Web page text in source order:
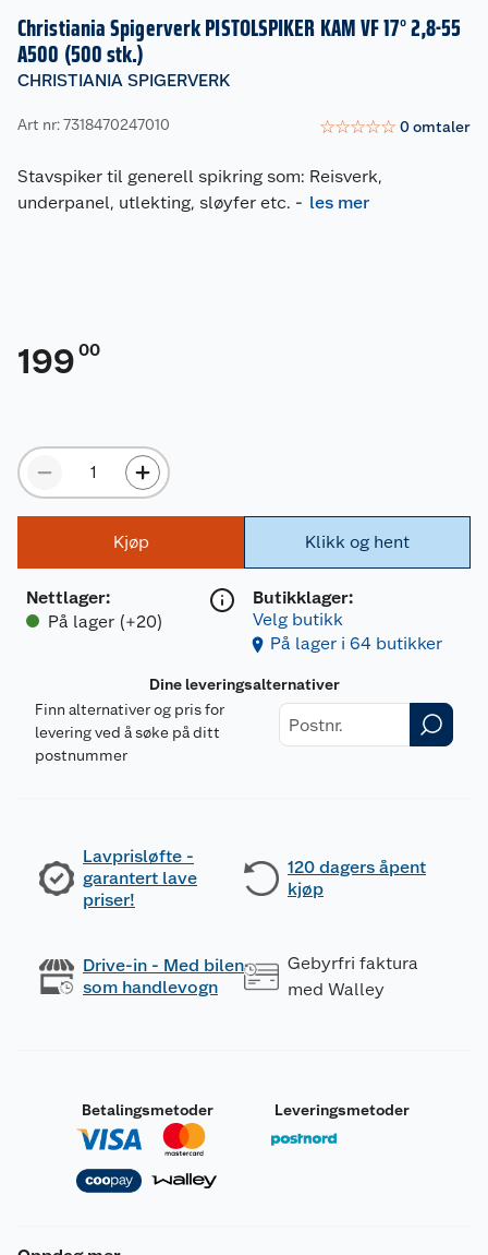
Christiania Spigerverk PISTOLSPIKER KAM VF 17° 2,8-55
A500 (500 stk.)
CHRISTIANIA SPIGERVERK
Art nr: 7318470247010 ☆☆☆☆☆ 0omtaler
Stavspiker til generell spikring som: Reisverk,
underpanel, utlekting, sløyfer etc. - les mer
199 00
Kjøp
Nettlager:
På lager (+20)
Klikk og hent
Butikklager:
Velg butikk
På lager i 64 butikker
Dine leveringsalternativer
Finn alternativer og pris for
levering ved å søke på ditt
postnummer
Lavprisløfte -
garantert lave
priser!
120 dagers åpent
kjøp
Drive-in - Med bilen
som handlevogn
Gebyrfri faktura
med Walley
Betalingsmetoder Leveringsmetoder